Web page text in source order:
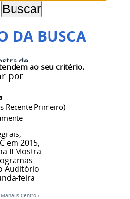
DA BUSCA
ao seu critério.
por
Recente Primeiro)
de
modificação
integrais
em 2015,
II Mostra
Auditório
feira
Manaus Centro /